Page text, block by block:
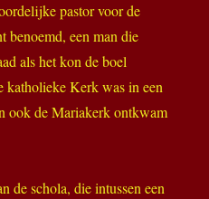
pastor voor de
benoemd, een man die
als het kon de boel
katholieke Kerk was in een
ook de Mariakerk ontkwam
de schola, die intussen een